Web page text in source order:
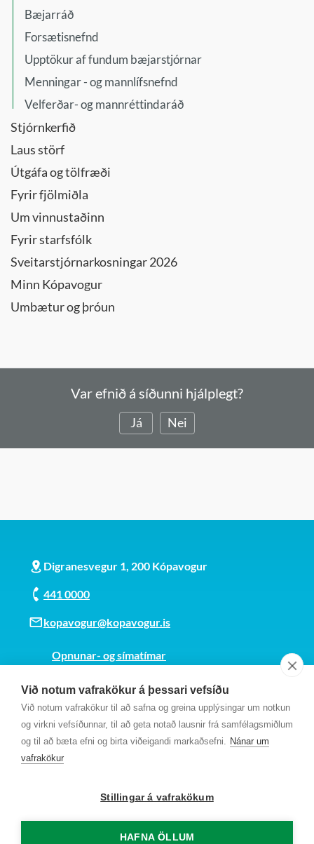
Við notum vafrakökur á þessari vefsíðu
Við notum vafrakökur til að safna og greina upplýsingar um notkun
og virkni vefsíðunnar, til að geta notað lausnir frá samfélagsmiðlum
og til að bæta efni og birta viðeigandi markaðsefni. Nánar um
vafrakökur
Stillingar á vafrakökum
HAFNA ÖLLUM
Bæjarráð
Forsætisnefnd
Upptökur af fundum bæjarstjórnar
Menningar - og mannlífsnefnd
Velferðar- og mannréttindaráð
Stjórnkerfið
Laus störf
Útgáfa og tölfræði
Fyrir fjölmiðla
Um vinnustaðinn
Fyrir starfsfólk
Sveitarstjórnarkosningar 2026
Minn Kópavogur
Umbætur og þróun
Var efnið á síðunni hjálplegt?
Já Nei
Digranesvegur 1, 200 Kópavogur
441 0000
kopavogur@kopavogur.is
Opnunar- og símatímar
Kt. 700169-3759
Fundarmannagátt